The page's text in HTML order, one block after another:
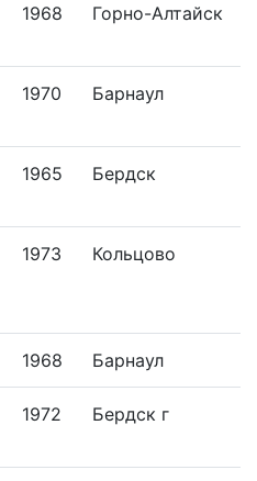
1968 Горно-Алтайск
1970 Барнаул
1965 Бердск
1973 Кольцово
1968 Барнаул
1972 Бердск г